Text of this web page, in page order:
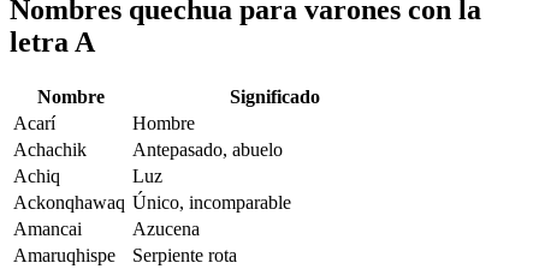
Nombres quechua para varones con la
letra A
Nombre
Significado
Acarí
Hombre
Achachik
Antepasado, abuelo
Achiq
Luz
Ackonqhawaq Único, incomparable
Amancai
Azucena
Amaruqhispe
Serpiente rota